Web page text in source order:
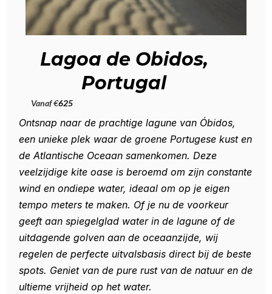
Lagoa de Obidos,
Portugal
Vanaf €625
Ontsnap naar de prachtige lagune van Óbidos,
een unieke plek waar de groene Portugese kust en
de Atlantische Oceaan samenkomen. Deze
veelzijdige kite oase is beroemd om zijn constante
wind en ondiepe water, ideaal om op je eigen
tempo meters te maken. Of je nu de voorkeur
geeft aan spiegelglad water in de lagune of de
uitdagende golven aan de oceaanzijde, wij
regelen de perfecte uitvalsbasis direct bij de beste
spots. Geniet van de pure rust van de natuur en de
ultieme vrijheid op het water.